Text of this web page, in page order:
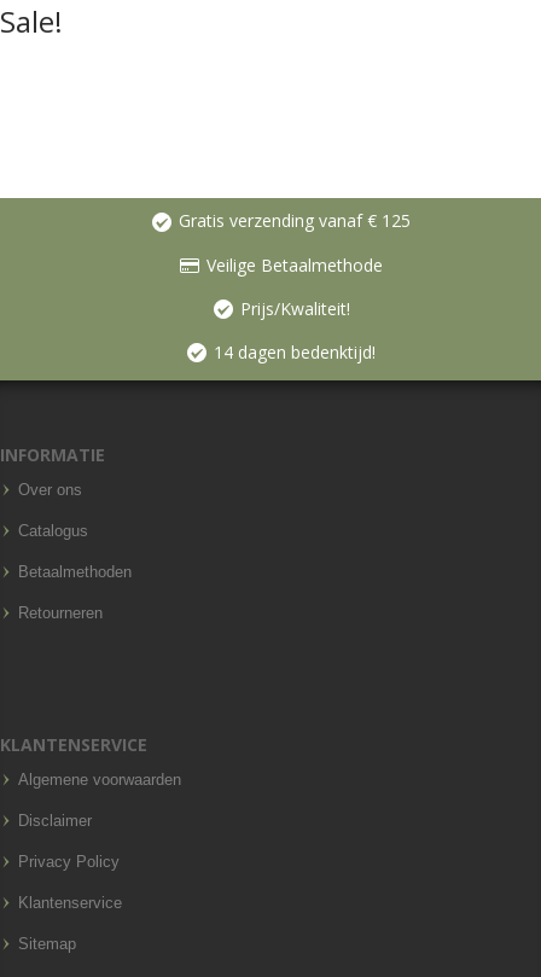
Sale!
Gratis verzending vanaf € 125
Veilige Betaalmethode
Prijs/Kwaliteit!
14 dagen bedenktijd!
INFORMATIE
Over ons
Catalogus
Betaalmethoden
Retourneren
KLANTENSERVICE
Algemene voorwaarden
Disclaimer
Privacy Policy
Klantenservice
Sitemap